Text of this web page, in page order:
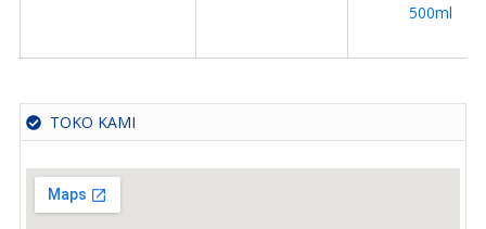
500ml
TOKO KAMI